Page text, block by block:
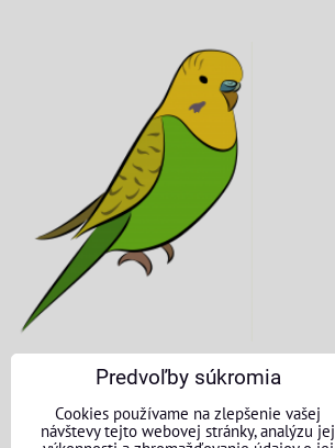
KONTAKTNÉ ÚDAJE
Predvoľby súkromia
Cookies používame na zlepšenie vašej
návštevy tejto webovej stránky, analýzu jej